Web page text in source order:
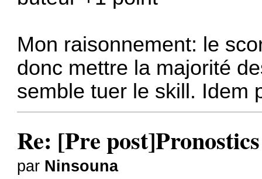
Mon raisonnement: le
donc mettre la majorité
semble tuer le skill. Idem
Re: [Pre
par Ninsouna